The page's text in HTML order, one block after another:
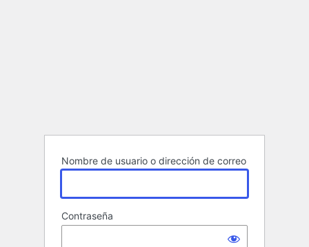
Nombre de usuario o dirección de correo
Contraseña